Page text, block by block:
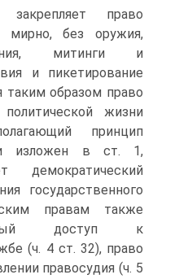
право
мирно, без оружия,
митинги и
и пикетирование
таким образом право
жизни
принцип
изложен в ст. 1,
демократический
государственного
правам также
доступ к
(ч. 4 ст. 32), право
правосудия (ч. 5